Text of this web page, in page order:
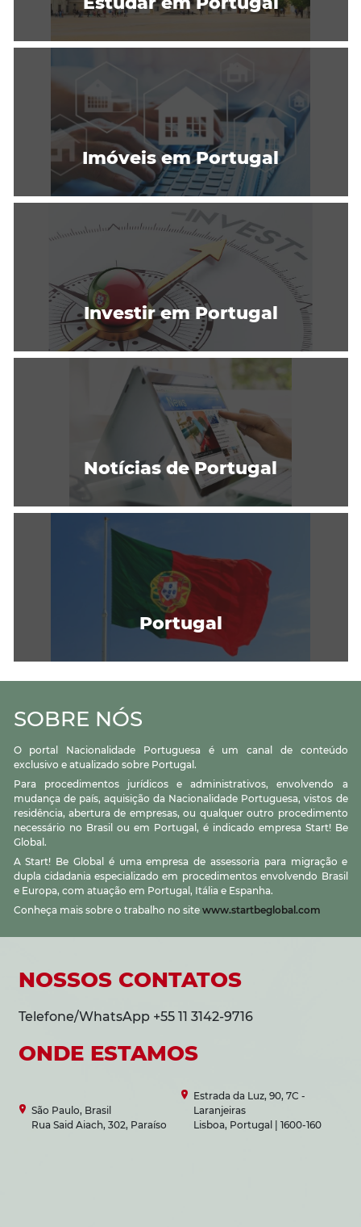
Imóveis em Portugal
Investir em Portugal
Notícias de Portugal
Portugal
SOBRE NÓS
O portal Nacionalidade Portuguesa é um canal de conteúdo
exclusivo e atualizado sobre Portugal.
Para procedimentos jurídicos e administrativos, envolvendo a
mudança de país, aquisição da Nacionalidade Portuguesa, vistos de
residência, abertura de empresas, ou qualquer outro procedimento
necessário no Brasil ou em Portugal, é indicado empresa Start! Be
Global.
A Start! Be Global é uma empresa de assessoria para migração e
dupla cidadania especializado em procedimentos envolvendo Brasil
e Europa, com atuação em Portugal, Itália e Espanha.
Conheça mais sobre o trabalho no site www.startbeglobal.com
NOSSOS CONTATOS
Telefone/WhatsApp +55 11 3142-9716
ONDE ESTAMOS
São Paulo, Brasil
Rua Said Aiach, 302, Paraíso
Estrada da Luz, 90, 7C -
Laranjeiras
Lisboa, Portugal | 1600-160